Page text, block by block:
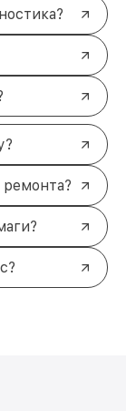
Мы
предложим
тратьте
209-79-
1к1.